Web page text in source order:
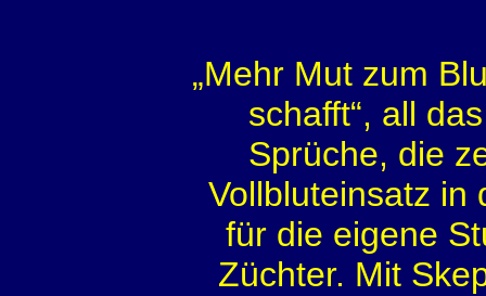
„Mehr Mut zum
schafft“, all
Sprüche, die
Vollbluteinsatz in
für die eigene
Züchter. Mit